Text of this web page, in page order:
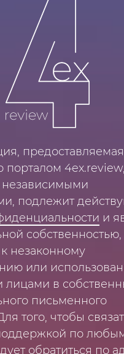
подлежит
и
собственностью,
незаконному
или
лицами в
письменного
того, чтобы
по
обратиться по